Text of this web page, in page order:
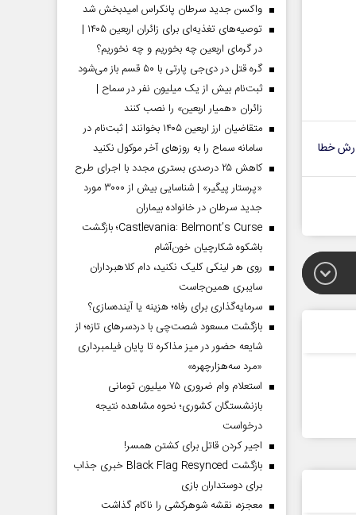
خطا
واکسن جدید سرطان پانکراس امیدبخش شد
توصیه‌های تغذیه‌ای برای زائران اربعین ۱۴۰۵ |
در گرمای اربعین چه بخوریم و چه نخوریم؟
گره قتل در دی‌جی پارتی با ۵۰ قسم باز می‌شود
ثبت‌نام بیش از یک میلیون نفر در سماح |
زائران «همیار اربعین» را نصب کنند
متقاضیان ارز اربعین ۱۴۰۵ بخوانند | ثبت‌نام در
سامانه سماح را به روز‌های آخر موکول نکنید
کاهش ۲۵ درصدی بستری مجدد با اجرای طرح
«پرستار پیگیر» | شناسایی بیش از ۳۰۰۰ مورد
جدید سرطان در خانواده بیماران
Castlevania: Belmont’s Curse؛ بازگشت
باشکوه شکارچیان خون‌آشام
روی هر لینکی کلیک نکنید، دام کلاهبرداران
سایبری همین‌جاست
سرمایه‌گذاری برای رفاه؛ هزینه یا آینده‌سازی؟
بازگشت مسعود شصت‌چی با دردسر‌های تازه؛ از
شایعه حضور در میز مذاکره تا پایان فیلمبرداری
«مرد سه‌هزارچهره»
استعلام وام ضروری ۷۵ میلیون تومانی
بازنشستگان کشوری؛ نحوه مشاهده نتیجه
درخواست
اجیر کردن قاتل برای کشتن همسر!
بازگشت Black Flag Resynced خبری جذاب
برای دوستداران بازی
معجزه، نقشه شوهرکشی را ناکام گذاشت